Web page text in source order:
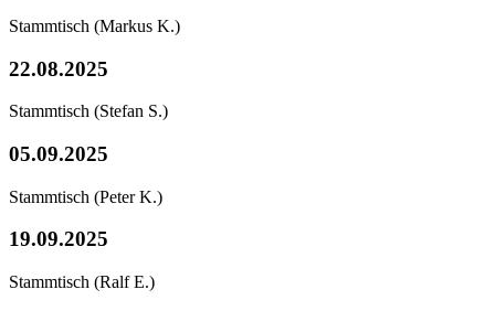
Stammtisch (Markus K.)
22.08.2025
Stammtisch (Stefan S.)
05.09.2025
Stammtisch (Peter K.)
19.09.2025
Stammtisch (Ralf E.)